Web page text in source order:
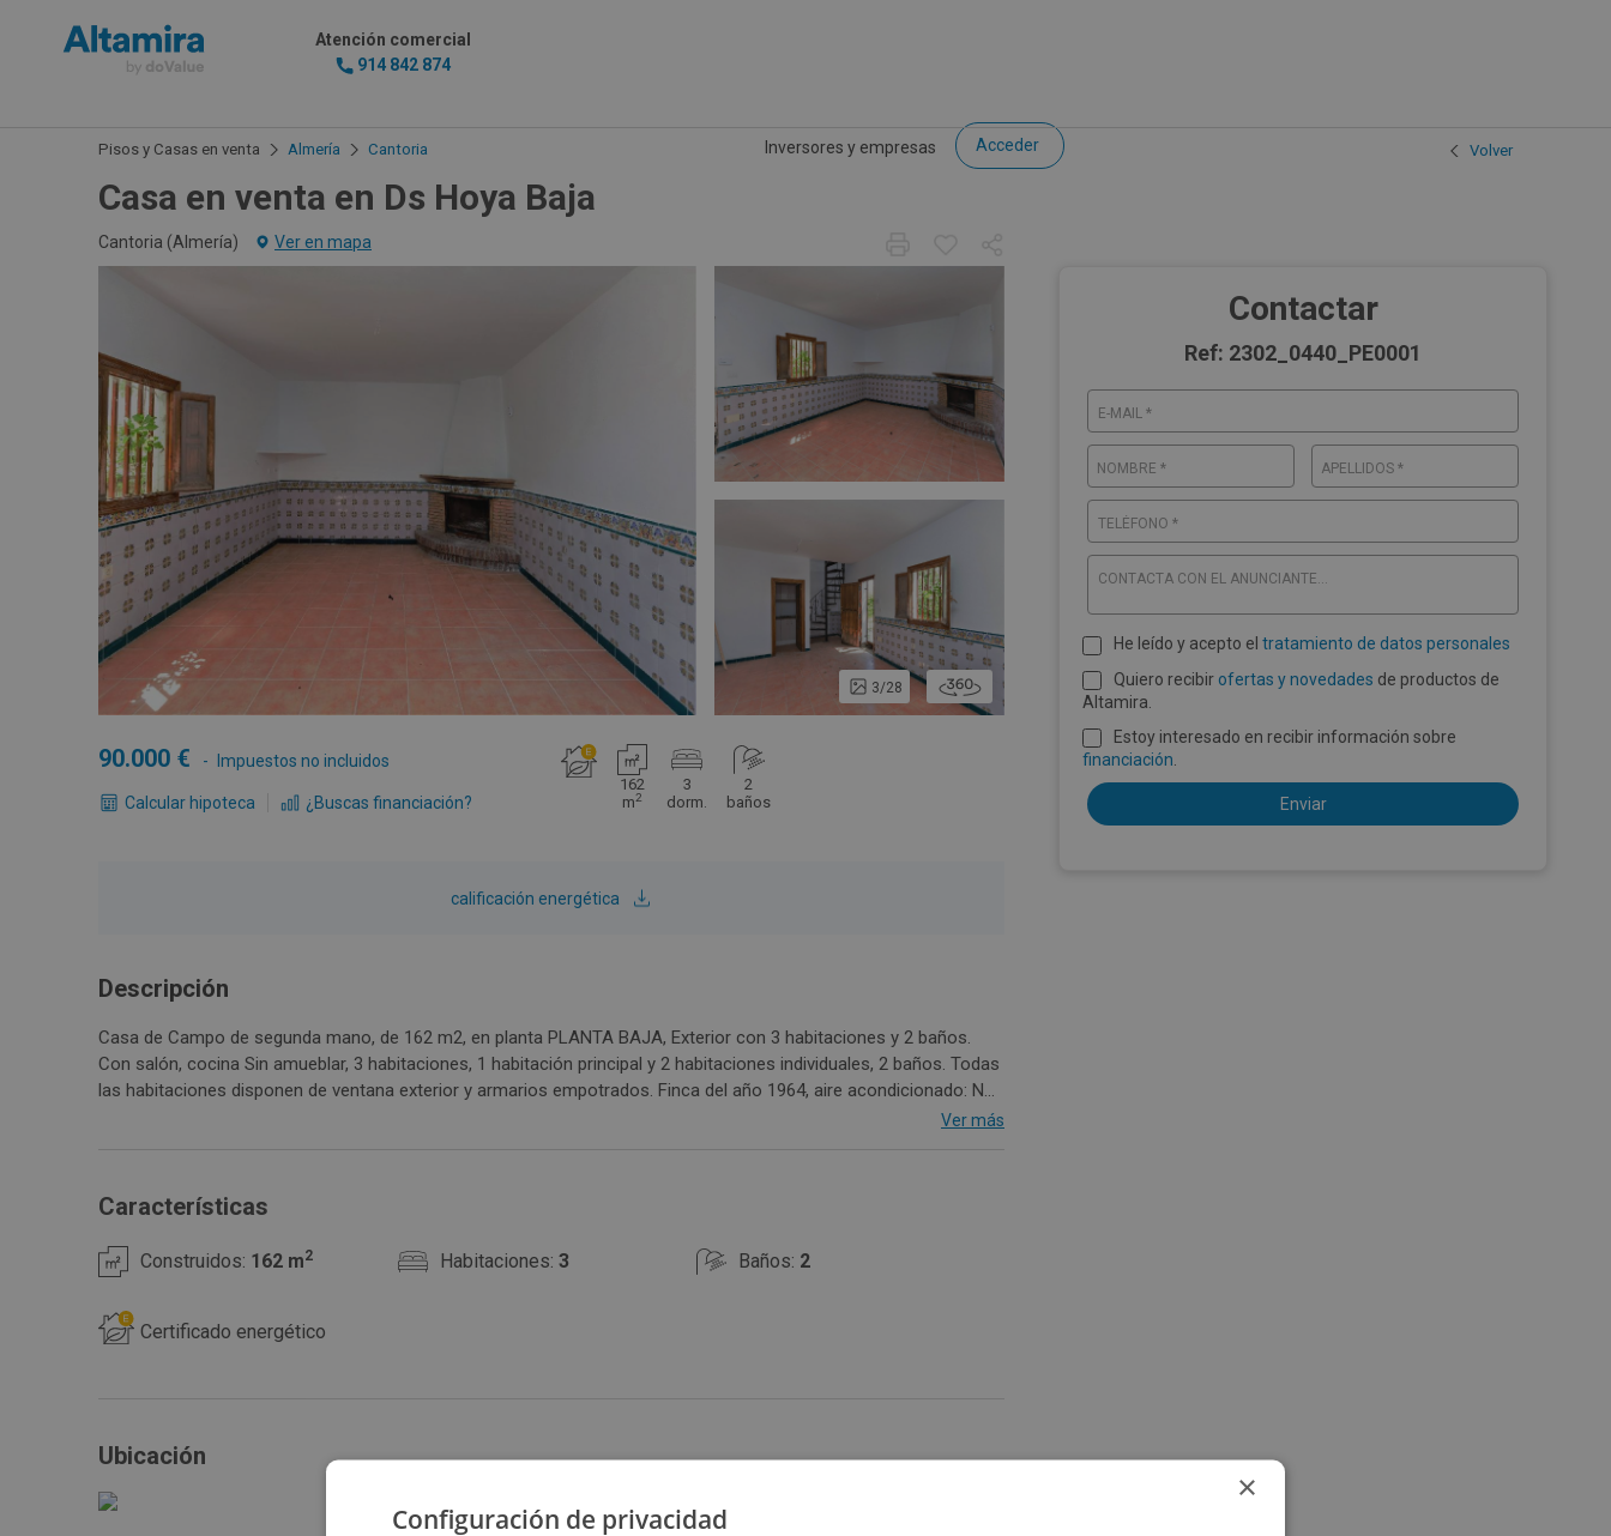
Atención comercial
914 842 874
Inversores y empresas Acceder
Pisos y Casas en venta Almería Cantoria Volver
Casa en venta en Ds Hoya Baja
Cantoria (Almería) Ver en mapa
3/28
Contactar
Ref: 2302_0440_PE0001
E-MAIL *
NOMBRE * APELLIDOS *
TELÉFONO *
CONTACTA CON EL ANUNCIANTE...
He leído y acepto el tratamiento de datos personales
Quiero recibir ofertas y novedades de productos de
Altamira.
Estoy interesado en recibir información sobre
financiación.
162
m2
3
dorm.
2
baños
90.000 Impuestos no incluidos
Calcular hipoteca ¿Buscas financiación?
calificación energética
Descripción
Casa de Campo de segunda mano, de 162 m2, en planta PLANTA BAJA, Exterior con 3 habitaciones y 2 baños.
Con salón, cocina Sin amueblar, 3 habitaciones, 1 habitación principal y 2 habitaciones individuales, 2 baños. Todas
las habitaciones disponen de ventana exterior y armarios empotrados. Finca del año 1964, aire acondicionado: No
Ver más
Características
Construidos: 162 m2 Habitaciones: 3 Baños: 2
Certificado energético
Ubicación
×
Configuración de privacidad